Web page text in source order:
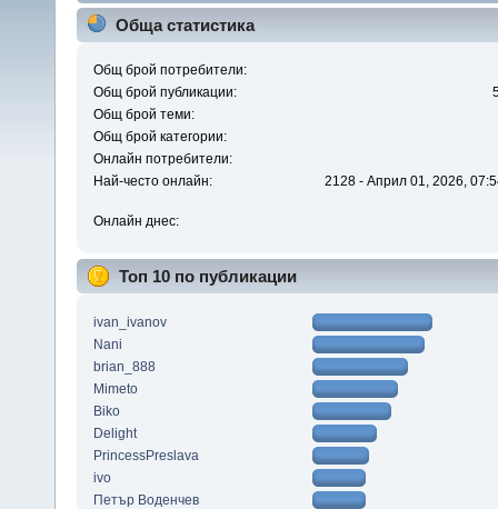
Обща статистика
Общ брой потребители:
Общ брой публикации:
Общ брой теми:
Общ брой категории:
Онлайн потребители:
Най-често онлайн:
2128 - Април 01, 2026,
Онлайн днес:
Топ 10 по публикации
ivan_ivanov
Nani
brian_888
Mimeto
Biko
Delight
PrincessPreslava
ivo
Петър Воденчев